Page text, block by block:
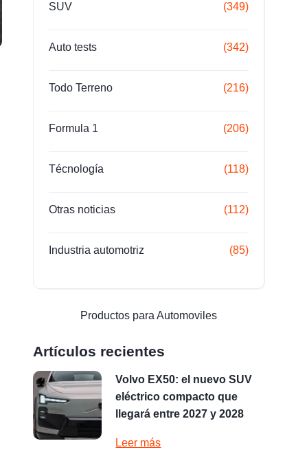
SUV (349)
Auto tests (342)
Todo Terreno (216)
Formula 1 (206)
Técnología (118)
Otras noticias (112)
Industria automotriz (85)
Productos para Automoviles
Artículos recientes
Volvo EX50: el nuevo SUV
eléctrico compacto que
llegará entre 2027 y 2028
Leer más